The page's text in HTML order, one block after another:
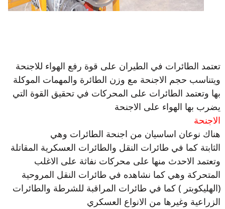
تعتمد الطائرات في الطيران على قوة رفع الهواء للاجنحة
ويتناسب حجم الاجنحة مع وزن الطائرة والمهمات الموكلة
بها وتعتمد الطائرات على المحركات في تحقيق القوة التي
يضرب بها الهواء على الاجنحة
الاجنحة
هناك نوعان اساسيان من اجنحة الطائرات وهي
الثابتة كما في طائرات النقل والطائرات العسكرية المقاتلة
وتعتمد الاحدث منها على محركات نفاثة على الاغلب
المتحركة وهي كما نشاهده في طائرات النقل المروحية
(الهليكوبتر ) كما في طائرات المراقبة للشرطة والطائرات
الزراعية وغيرها من الانواع العسكري